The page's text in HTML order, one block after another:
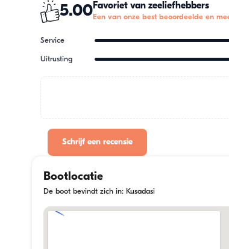
5.00Favoriet van zeeliefhebbers
Een van onze best beoordeelde en
Service
Uitrusting
Schrijf een recensie
Bootlocatie
De boot bevindt zich in: Kusadasi